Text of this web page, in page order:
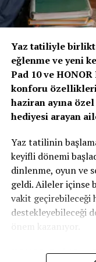
MOTUL Motosiklet
Ediyor
“Yapay Zeka ve
Zirvenin
başlıklı
sigortacılıkta karar
AXA Türkiye
Başkanı Sanem
daha anlamlı
olacak. Yapay zeka
müşteri güvenini
tutarlılık ve uzun
Teknolojinin
Güvencesi”
Yaz tatiliyle
eğlenme ve yeni
Pad 10 ve
konforu
haziran ayına
hediyesi arayan
Yaz tatilinin
keyifli dönemi
dinlenme, oyun ve
geldi. Aileler içinse
vakit geçirebileceği
destekleyebileceği
önem kazanıyor.
HONOR, Pad 10